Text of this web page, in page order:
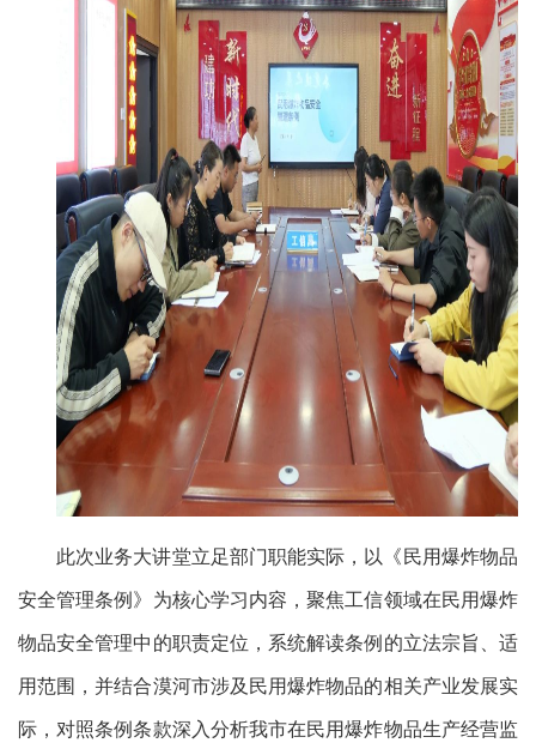
此次业务大讲堂立足部门职能实际，以《民用爆炸物品
安全管理条例》为核心学习内容，聚焦工信领域在民用爆炸
物品安全管理中的职责定位，系统解读条例的立法宗旨、适
用范围，并结合漠河市涉及民用爆炸物品的相关产业发展实
际，对照条例条款深入分析我市在民用爆炸物品生产经营监